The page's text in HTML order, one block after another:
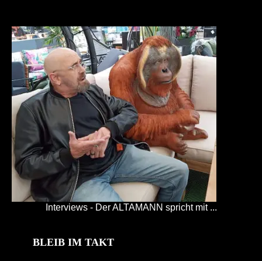
Interviews - Der ALTAMANN spricht mit ...
BLEIB IM TAKT